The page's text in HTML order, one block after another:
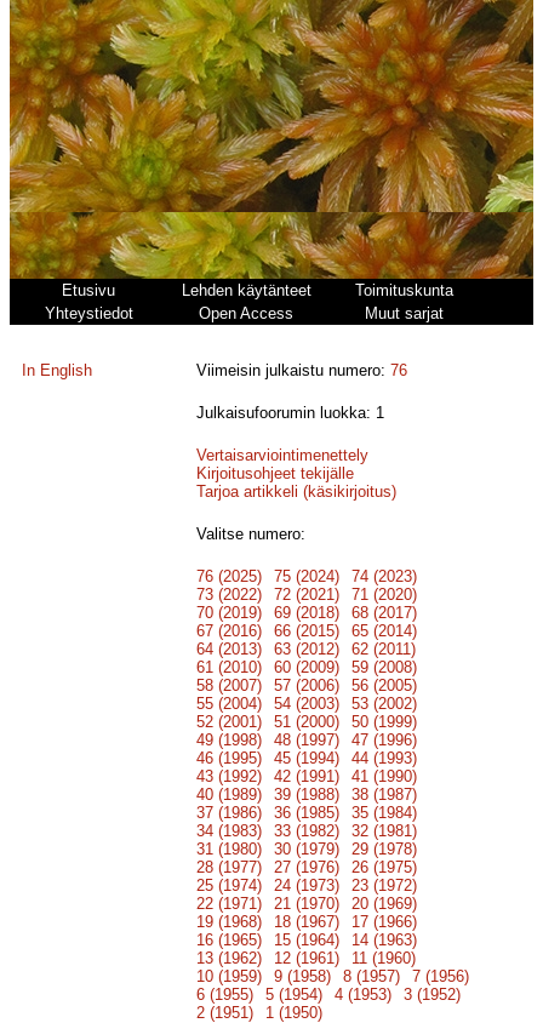
Etusivu Lehden käytänteet
Toimituskunta
Yhteystiedot
Open Access Muut sarjat
In English Viimeisin julkaistu numero:76
Julkaisufoorumin luokka: 1
Vertaisarviointimenettely
Kirjoitusohjeet tekijälle
Tarjoa artikkeli (käsikirjoitus)
Valitse numero:
76 (2025) 75 (2024)
74 (2023)
73 (2022)
72 (2021)
71 (2020)
70 (2019)
69 (2018)
68 (2017)
67 (2016)
66 (2015)
65 (2014)
64 (2013)
63 (2012)
62 (2011)
61 (2010)
60 (2009)
59 (2008)
58 (2007)
57 (2006)
56 (2005)
55 (2004)
54 (2003)
53 (2002)
52 (2001)
51 (2000)
50 (1999)
49 (1998)
48 (1997)
47 (1996)
46 (1995)
45 (1994)
44 (1993)
43 (1992)
42 (1991)
41 (1990)
40 (1989)
39 (1988)
38 (1987)
37 (1986)
36 (1985)
35 (1984)
34 (1983)
33 (1982)
32 (1981)
31 (1980)
30 (1979)
29 (1978)
28 (1977)
27 (1976)
26 (1975)
25 (1974)
24 (1973)
23 (1972)
22 (1971)
21 (1970)
20 (1969)
19 (1968)
18 (1967)
17 (1966)
16 (1965)
15 (1964)
14 (1963)
13 (1962)
12 (1961)
11 (1960)
10 (1959)
9 (1958) 8 (1957)
7 (1956)
6 (1955)
5 (1954) 4 (1953)
3 (1952)
2 (1951)
1 (1950)